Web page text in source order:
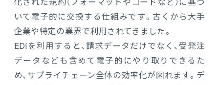
いて電子的に交換する仕組みです。古くから大手
企業や特定の業界で利用されてきました。
EDIを利用すると、請求データだけでなく、受発注
データなども含めて電子的にやり取りできるた
め、サプライチェーン全体の効率化が図れます。デ